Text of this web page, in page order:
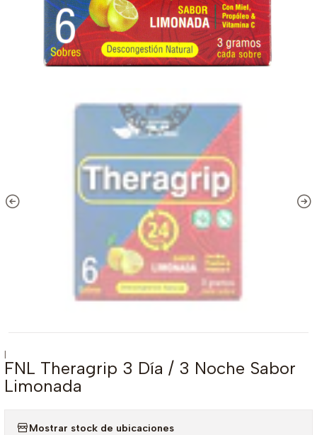
|
FNL Theragrip 3 Día / 3 Noche Sabor
Limonada
Mostrar stock de ubicaciones